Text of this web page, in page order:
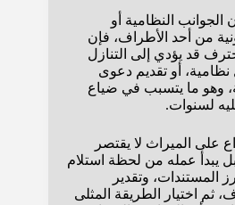
الجوانب النظامية أو
من أحد الأطراف، فإن
قد يؤدي إلى التنازل
أو تقديم دعوى
وهو ما يتسبب في ضياع
لسنوات.
على الميراث لا يقتصر
يبدأ عمله من لحظة استلام
المستندات، وتقدير
ثم اختيار الطريقة المثلى